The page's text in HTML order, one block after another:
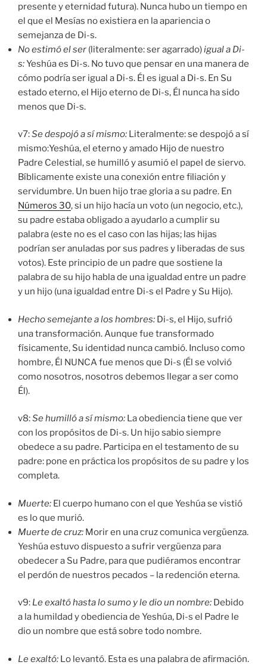
presente y eternidad futura). Nunca hubo un tiempo en
el que el Mesías no existiera en la apariencia o
semejanza de Di-s.
Noestimó el ser (literalmente: ser agarrado)igual a Di-
s:Yeshúa es Di-s. No tuvo que pensar en una manera de
cómo podría ser igual a Di-s. Él es igual a Di-s. En Su
estado eterno, el Hijo eterno de Di-s, Él nunca ha sido
menos que Di-s.
v7:Se despojó a sí mismo: Literalmente: se despojó a sí
mismo:Yeshúa, el eterno y amado Hijo de nuestro
Padre Celestial, se humilló y asumió el papel de siervo.
Bíblicamente existe una conexión entre filiación y
servidumbre. Un buen hijo trae gloria a su padre. En
Números 30, si un hijo hacía un voto (un negocio, etc.),
su padre estaba obligado a ayudarlo a cumplir su
palabra (este no es el caso con las hijas; las hijas
podrían ser anuladas por sus padres y liberadas de sus
votos). Este principio de un padre que sostiene la
palabra de su hijo habla de una igualdad entre un padre
y un hijo (una igualdad entre Di-s el Padre y Su Hijo).
Hecho semejante a los hombres: Di-s, el Hijo, sufrió
una transformación. Aunque fue transformado
físicamente, Su identidad nunca cambió. Incluso como
hombre, Él NUNCA fue menos que Di-s (Él se volvió
como nosotros, nosotros debemos llegar a ser como
Él).
v8:Se humilló a sí mismo: La obediencia tiene que ver
con los propósitos de Di-s. Un hijo sabio siempre
obedece a su padre. Participa en el testamento de su
padre: pone en práctica los propósitos de su padre y los
completa.
Muerte: El cuerpo humano con el que Yeshúa se vistió
es lo que murió.
Muerte de cruz: Morir en una cruz comunica vergüenza.
Yeshúa estuvo dispuesto a sufrir vergüenza para
obedecer a Su Padre, para que pudiéramos encontrar
el perdón de nuestros pecados – la redención eterna.
v9: Le exaltó hasta lo sumo y le dio un nombre: Debido
a la humildad y obediencia de Yeshúa, Di-s el Padre le
dio un nombre que está sobre todo nombre.
Le exaltó: Lo levantó. Esta es una palabra de afirmación.